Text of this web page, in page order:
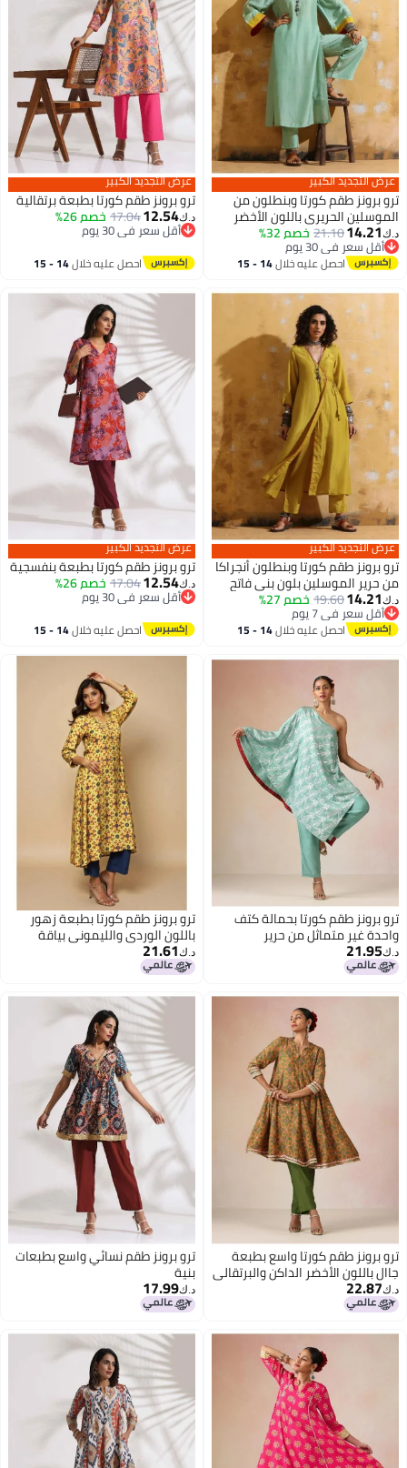
عرض التجديد الكبير
ترو برونز طقم كورتا وبنطلون من
الموسلين الحريري باللون الأخضر
النعناعي من ترو براونز بفتحة جانبية
عالية
د.ك‏14.21
21.10خصم 32%
أقل سعر في 30 يوم
أقل سعر في 30 يوماحصل عليه خلال 14 - 15
عرض التجديد الكبير
ترو برونز طقم كورتا بطبعة برتقالية
د.ك‏12.54
17.04خصم 26%
أقل سعر في 30 يوم
احصل عليه خلال 14 - 15
عرض التجديد الكبير
ترو برونز طقم كورتا وبنطلون أنجراكا
من حرير الموسلين بلون بني فاتح
د.ك‏14.21
19.60خصم 27%
أقل سعر في 7 يوم
أقل سعر في 7 يوماحصل عليه خلال 14 - 15
عرض التجديد الكبير
ترو برونز طقم كورتا بطبعة بنفسجية
د.ك‏12.54
17.04خصم 26%
أقل سعر في 30 يوم
أقل سعر في 30 يوم
احصل عليه خلال 14 - 15
ترو برونز طقم كورتا بحمالة كتف
واحدة غير متماثل من حرير
الموسلين بطبعة فضية باللون
الأخضر النعناعي من
د.ك‏21.95
ترو برونز طقم كورتا بطبعة زهور
باللون الوردي والليموني بياقة
زجاجية من
د.ك‏21.61
ترو برونز طقم كورتا واسع بطبعة
جاال باللون الأخضر الداكن والبرتقالي
من فيسكوز من
د.ك‏22.87
ترو برونز طقم نسائي واسع بطبعات
بنية
د.ك‏17.99